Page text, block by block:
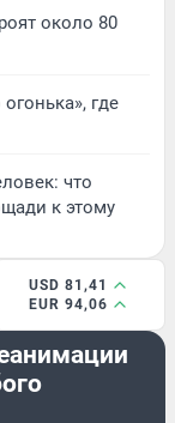
около 80
где
что
к этому
USD 81,41
EUR 94,06